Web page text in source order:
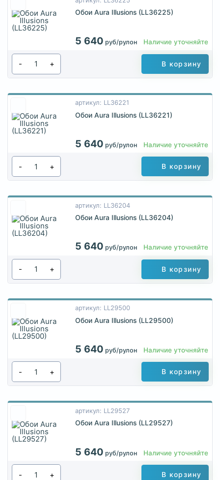
Обои Aura Illusions (LL36225)
5 640 руб/рулон Наличие уточняйте
- + В корзину
артикул: LL36221
Обои Aura Illusions (LL36221)
5 640 руб/рулон Наличие уточняйте
- + В корзину
артикул: LL36204
Обои Aura Illusions (LL36204)
5 640 руб/рулон Наличие уточняйте
- + В корзину
артикул: LL29500
Обои Aura Illusions (LL29500)
5 640 руб/рулон Наличие уточняйте
- + В корзину
артикул: LL29527
Обои Aura Illusions (LL29527)
5 640 руб/рулон Наличие уточняйте
- + В корзину